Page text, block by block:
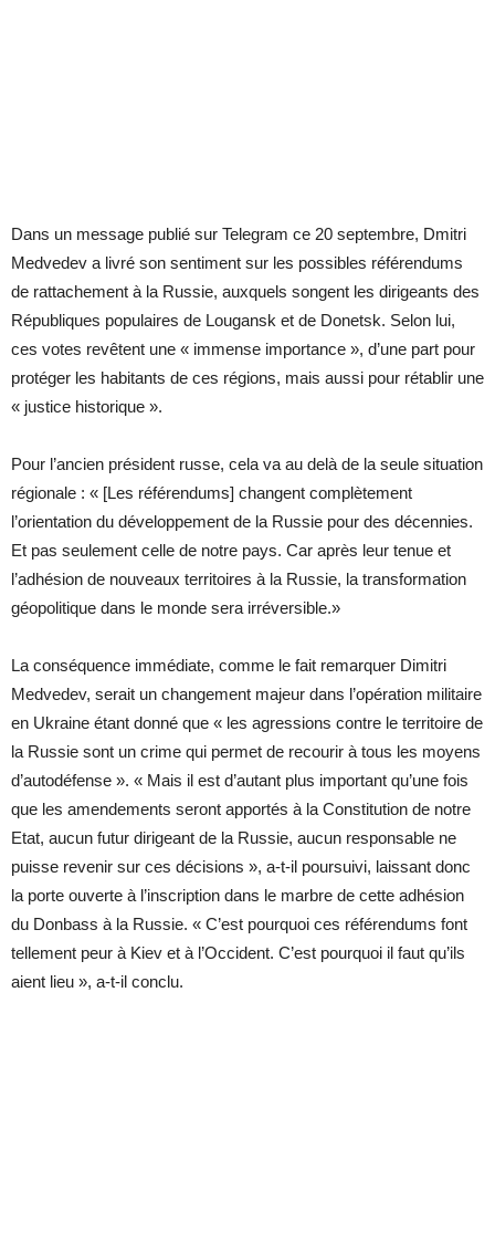
Dans un message publié sur Telegram ce 20 septembre, Dmitri
Medvedev a livré son sentiment sur les possibles référendums
de rattachement à la Russie, auxquels songent les dirigeants des
Républiques populaires de Lougansk et de Donetsk. Selon lui,
ces votes revêtent une « immense importance », d’une part pour
protéger les habitants de ces régions, mais aussi pour rétablir une
« justice historique ».
Pour l’ancien président russe, cela va au delà de la seule situation
régionale : « [Les référendums] changent complètement
l’orientation du développement de la Russie pour des décennies.
Et pas seulement celle de notre pays. Car après leur tenue et
l’adhésion de nouveaux territoires à la Russie, la transformation
géopolitique dans le monde sera irréversible.»
La conséquence immédiate, comme le fait remarquer Dimitri
Medvedev, serait un changement majeur dans l’opération militaire
en Ukraine étant donné que « les agressions contre le territoire de
la Russie sont un crime qui permet de recourir à tous les moyens
d’autodéfense ». « Mais il est d’autant plus important qu’une fois
que les amendements seront apportés à la Constitution de notre
Etat, aucun futur dirigeant de la Russie, aucun responsable ne
puisse revenir sur ces décisions », a-t-il poursuivi, laissant donc
la porte ouverte à l’inscription dans le marbre de cette adhésion
du Donbass à la Russie. « C’est pourquoi ces référendums font
tellement peur à Kiev et à l’Occident. C’est pourquoi il faut qu’ils
aient lieu », a-t-il conclu.